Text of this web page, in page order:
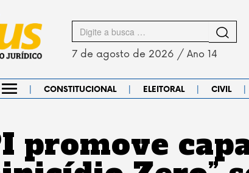
Search
for
7 de agosto de 2026 / Ano 14
| CONSTITUCIONAL | ELEITORAL | CIVIL |
promove